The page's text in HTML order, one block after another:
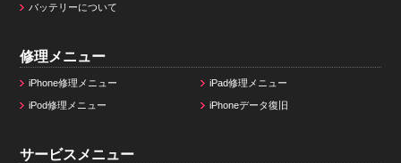
バッテリーについて
修理メニュー
iPhone修理メニュー iPad修理メニュー
iPod修理メニュー iPhoneデータ復旧
サービスメニュー